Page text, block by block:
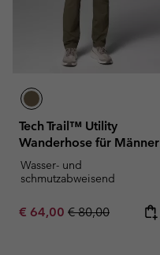
Tech Trail™ Utility
Wanderhose für Männer
Wasser- und
schmutzabweisend
Sale price:
€ 64,00 Regular price:
€ 80,00